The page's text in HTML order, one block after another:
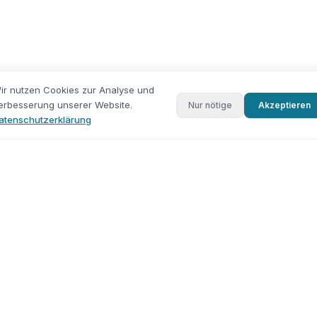
nutzen Cookies zur Analyse und
unserer Website.
Nur nötige Akzeptieren